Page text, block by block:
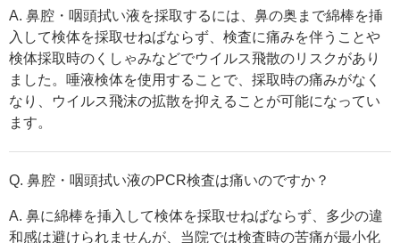
A. 鼻腔・咽頭拭い液を採取するには、鼻の奥まで綿棒を挿
入して検体を採取せねばならず、検査に痛みを伴うことや
検体採取時のくしゃみなどでウイルス飛散のリスクがあり
ました。唾液検体を使用することで、採取時の痛みがなく
なり、ウイルス飛沫の拡散を抑えることが可能になってい
ます。
Q. 鼻腔・咽頭拭い液のPCR検査は痛いのですか？
A. 鼻に綿棒を挿入して検体を採取せねばならず、多少の違
和感は避けられませんが、当院では検査時の苦痛が最小化